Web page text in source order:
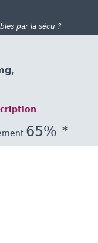
par la sécu ?
65% *